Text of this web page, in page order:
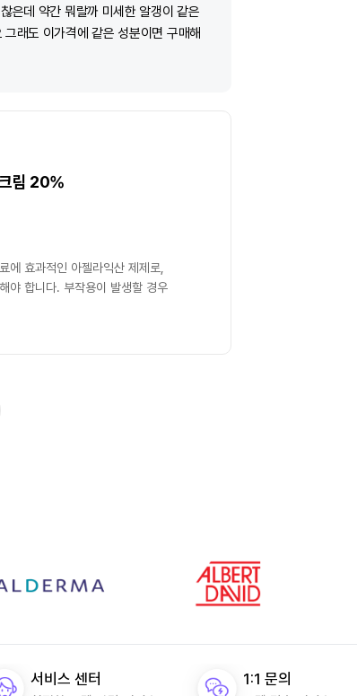
은데 약간 뭐랄까 미세한 알갱이 같은
래도 이가격에 같은 성분이면 구매해
림 20%
에 효과적인 아젤라익산 제제로,
야 합니다. 부작용이 발생할 경우
서비스 센터 1:1 문의